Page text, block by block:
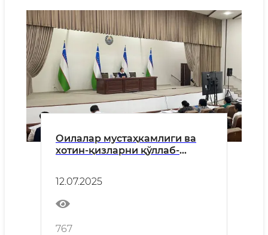
Оилалар мустаҳкамлиги ва
хотин-қизларни қўллаб-
12.07.2025
767